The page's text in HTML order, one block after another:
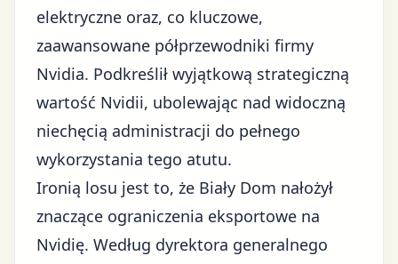
elektryczne oraz, co kluczowe,
zaawansowane półprzewodniki firmy
Nvidia. Podkreślił wyjątkową strategiczną
wartość Nvidii, ubolewając nad widoczną
niechęcią administracji do pełnego
wykorzystania tego atutu.
Ironią losu jest to, że Biały Dom nałożył
znaczące ograniczenia eksportowe na
Nvidię. Według dyrektora generalnego